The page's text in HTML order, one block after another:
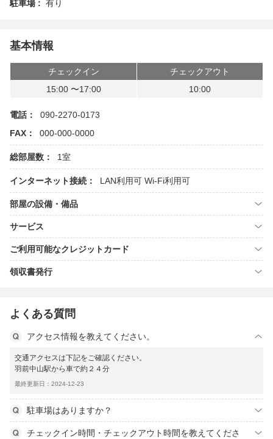
駐車場 : 有り
基本情報
チェックイン
チェックアウト
15:00 〜17:00
10:00
電話：
090-2270-0173
FAX：
000-000-0000
総部屋数： 1室
インターネット接続： LAN利用可 Wi-Fi利用可
部屋の設備・備品
サービス
ご利用可能なクレジットカード
領収書発行
よくある質問
アクセス情報を教えてください。
交通アクセスは下記をご確認ください。
羽前中山駅から車で約２４分
最終更新日：2024-12-23
駐車場はありますか？
チェックイン時間・チェックアウト時間を教えてくださ